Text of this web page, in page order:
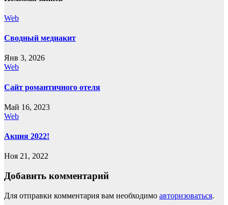
Web
Сводный медиакит
Янв 3, 2026
Web
Сайт романтичного отеля
Май 16, 2023
Web
Акция 2022!
Ноя 21, 2022
Добавить комментарий
Для отправки комментария вам необходимо авторизоваться.